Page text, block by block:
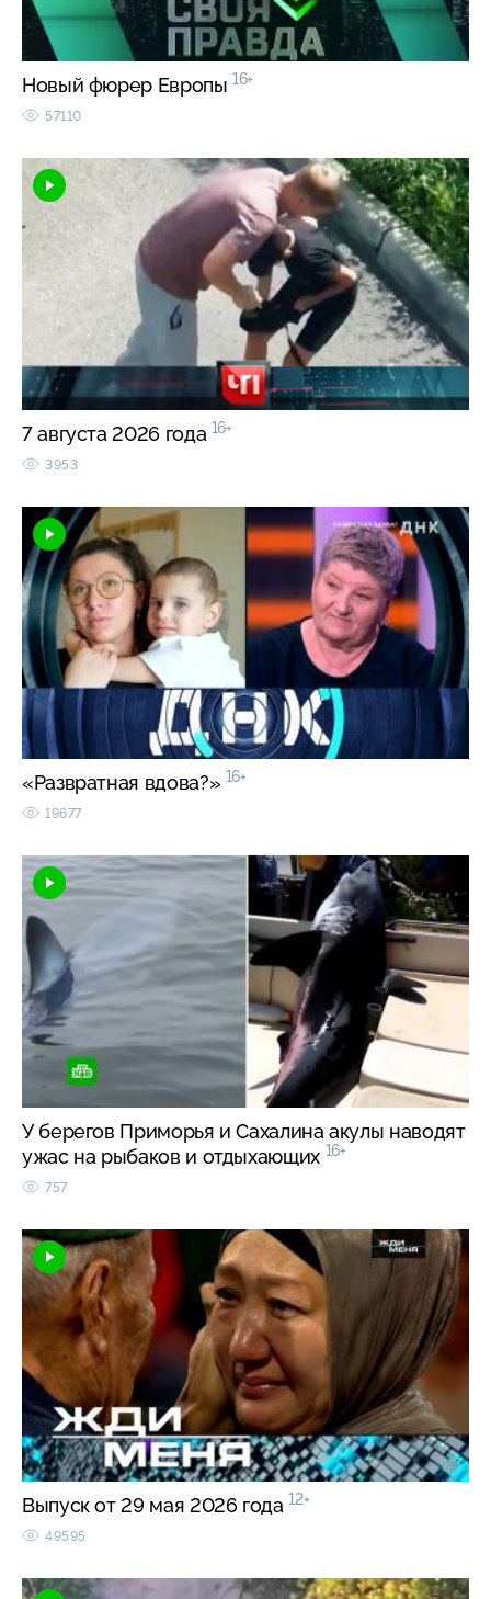
Новый фюрер Европы 16+
57110
7 августа 2026 года 16+
3953
«Развратная вдова?» 16+
19677
У берегов Приморья и Сахалина акулы наводят
ужас на рыбаков и отдыхающих 16+
757
Выпуск от 29 мая 2026 года 12+
49595